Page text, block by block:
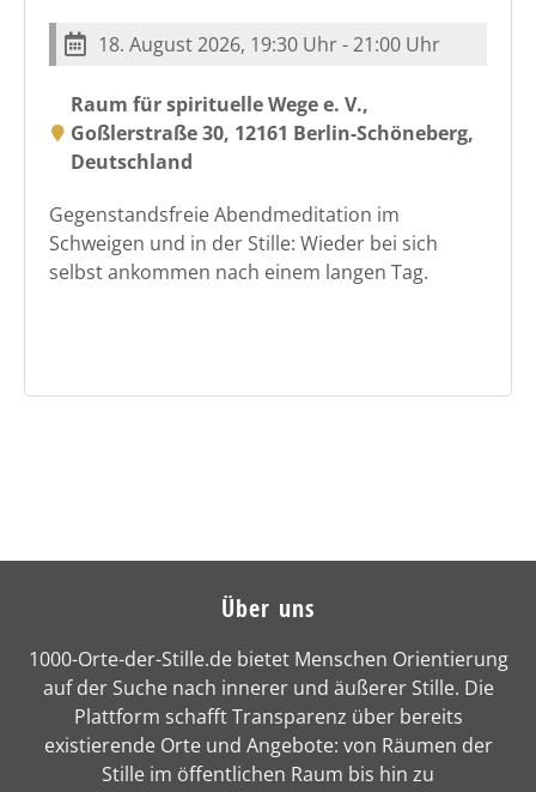
18. August 2026, 19:30 Uhr - 21:00 Uhr
Raum für spirituelle Wege e. V.,
Goßlerstraße 30, 12161 Berlin-Schöneberg,
Deutschland
Gegenstandsfreie Abendmeditation im
Schweigen und in der Stille: Wieder bei sich
selbst ankommen nach einem langen Tag.
Über uns
1000-Orte-der-Stille.de bietet Menschen Orientierung
auf der Suche nach innerer und äußerer Stille. Die
Plattform schafft Transparenz über bereits
existierende Orte und Angebote: von Räumen der
Stille im öffentlichen Raum bis hin zu